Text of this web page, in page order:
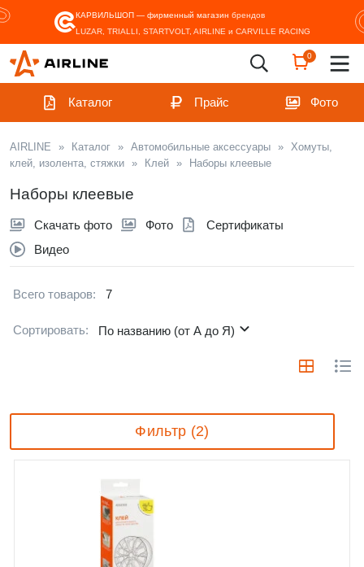
КАРВИЛЬШОП — фирменный магазин брендов
LUZAR, TRIALLI, STARTVOLT, AIRLINE и CARVILLE RACING
0
Каталог Прайс Фото
AIRLINE » Каталог » Автомобильные аксессуары » Хомуты,
клей, изолента, стяжки » Клей » Наборы клеевые
Наборы клеевые
Скачать фото Фото
Сертификаты
Видео
Всего товаров: 7
Сортировать: По названию (от А до Я)
Фильтр (2)